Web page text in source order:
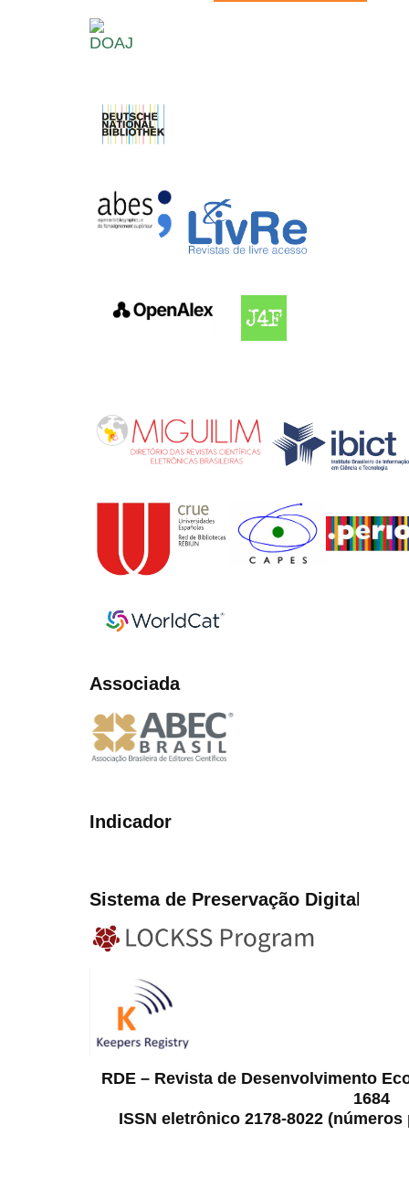
Associada
Indicador
Sistema de Preservação Digital
RDE – Revista de Desenvolvimento
1684
ISSN eletrônico 2178-8022